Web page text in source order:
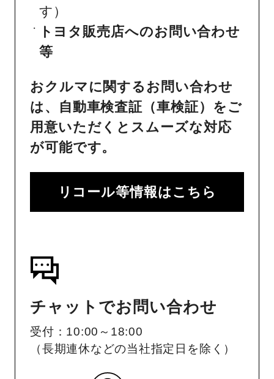
す）
トヨタ販売店へのお問い合わせ
等
おクルマに関するお問い合わせ
は、自動車検査証（車検証）をご
用意いただくとスムーズな対応
が可能です。
リコール等情報はこちら
チャットでお問い合わせ
受付：10:00～18:00
（長期連休などの当社指定日を除く）